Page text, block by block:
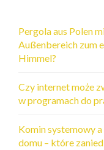
Pergola aus Polen
Außenbereich zum
Himmel?
Czy internet może
w programach do
Komin systemowy
domu – które